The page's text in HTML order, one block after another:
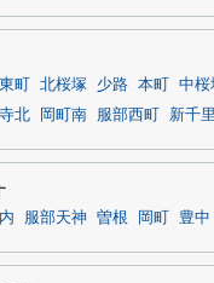
町 北桜塚 少路 本町 中桜
北 岡町南 服部西町 新千
服部天神 曽根 岡町 豊中